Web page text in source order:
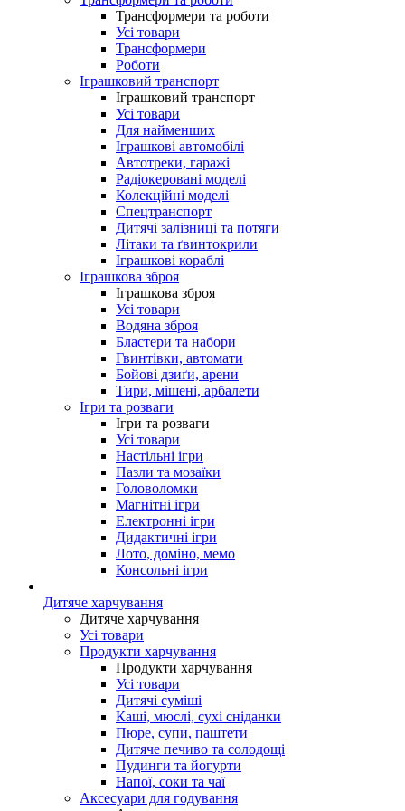
Трансформери та роботи
Усі товари
Трансформери
Роботи
Іграшковий транспорт
Іграшковий транспорт
Усі товари
Для найменших
Іграшкові автомобілі
Автотреки, гаражі
Радіокеровані моделі
Колекційні моделі
Спецтранспорт
Дитячі залізниці та потяги
Літаки та ґвинтокрили
Іграшкові кораблі
Іграшкова зброя
Іграшкова зброя
Усі товари
Водяна зброя
Бластери та набори
Гвинтівки, автомати
Бойові дзиґи, арени
Тири, мішені, арбалети
Ігри та розваги
Ігри та розваги
Усі товари
Настільні ігри
Пазли та мозаїки
Головоломки
Магнітні ігри
Електронні ігри
Дидактичні ігри
Лото, доміно, мемо
Консольні ігри
Дитяче харчування
Дитяче харчування
Усі товари
Продукти харчування
Продукти харчування
Усі товари
Дитячі суміші
Каші, мюслі, сухі сніданки
Пюре, супи, паштети
Дитяче печиво та солодощі
Пудинги та йогурти
Напої, соки та чаї
Аксесуари для годування